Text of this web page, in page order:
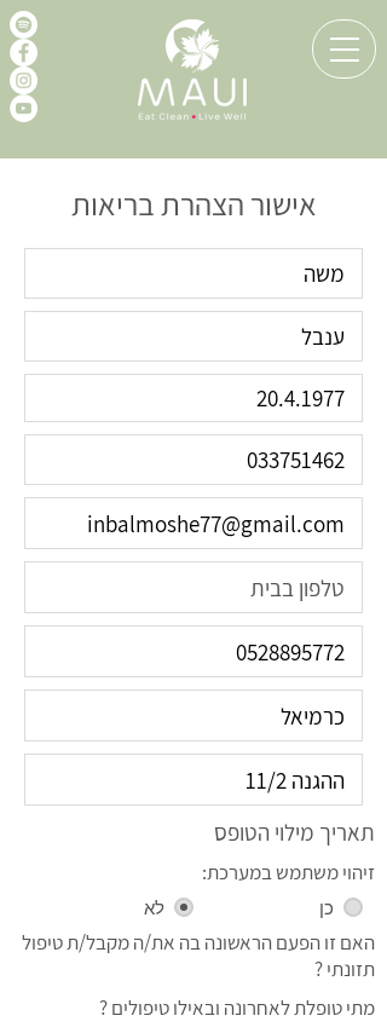
אישור הצהרת בריאות
תאריך מילוי הטופס
זיהוי משתמש במערכת:
כן לא
האם זו הפעם הראשונה בה את/ה מקבל/ת טיפול
תזונתי ?
מתי טופלת לאחרונה ובאילו טיפולים ?